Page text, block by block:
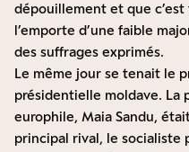
dépouillement et que c’est
l’emporte d’une faible
des suffrages exprimés.
Le même jour se tenait le
présidentielle moldave. La
europhile, Maia Sandu,
principal rival, le socialiste